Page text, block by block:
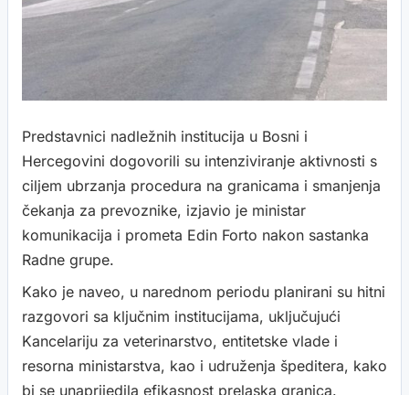
Predstavnici nadležnih institucija u Bosni i
Hercegovini dogovorili su intenziviranje aktivnosti s
ciljem ubrzanja procedura na granicama i smanjenja
čekanja za prevoznike, izjavio je ministar
komunikacija i prometa Edin Forto nakon sastanka
Radne grupe.
Kako je naveo, u narednom periodu planirani su hitni
razgovori sa ključnim institucijama, uključujući
Kancelariju za veterinarstvo, entitetske vlade i
resorna ministarstva, kao i udruženja špeditera, kako
bi se unaprijedila efikasnost prelaska granica.